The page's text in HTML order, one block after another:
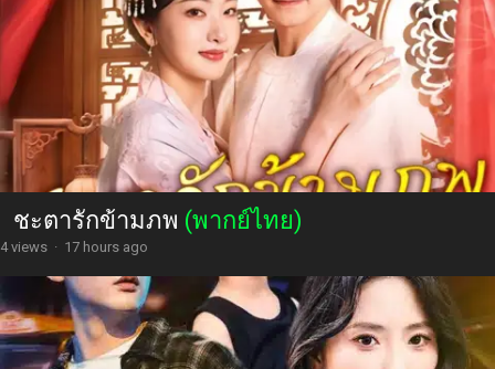
ชะตารักข้ามภพ (พากย์ไทย)
4 views · 17 hours ago